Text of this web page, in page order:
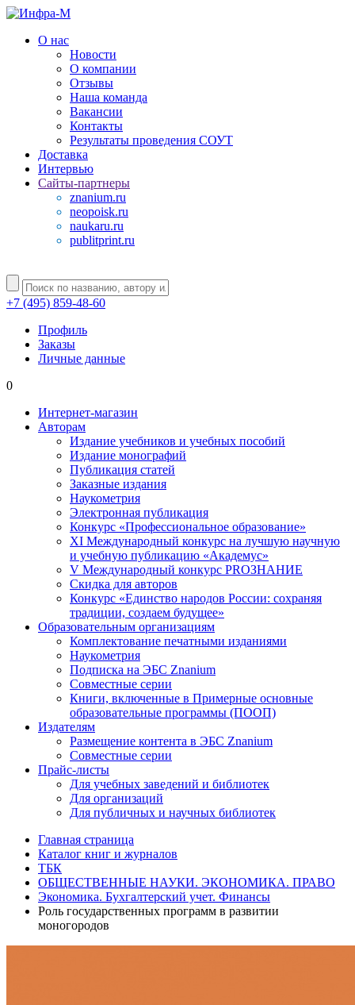
О нас
Новости
О компании
Отзывы
Наша команда
Вакансии
Контакты
Результаты проведения СОУТ
Доставка
Интервью
Сайты-партнеры
znanium.ru
neopoisk.ru
naukaru.ru
publitprint.ru
+7 (495) 859-48-60
Профиль
Заказы
Личные данные
0
Интернет-магазин
Авторам
Издание учебников и учебных пособий
Издание монографий
Публикация статей
Заказные издания
Наукометрия
Электронная публикация
Конкурс «Профессиональное образование»
XI Международный конкурс на лучшую научную
и учебную публикацию «Академус»
V Международный конкурс PROЗНАНИЕ
Скидка для авторов
Конкурс «Единство народов России: сохраняя
традиции, создаем будущее»
Образовательным организациям
Комплектование печатными изданиями
Наукометрия
Подписка на ЭБС Znanium
Совместные серии
Книги, включенные в Примерные основные
образовательные программы (ПООП)
Издателям
Размещение контента в ЭБС Znanium
Совместные серии
Прайс-листы
Для учебных заведений и библиотек
Для организаций
Для публичных и научных библиотек
Главная страница
Каталог книг и журналов
ТБК
ОБЩЕСТВЕННЫЕ НАУКИ. ЭКОНОМИКА. ПРАВО
Экономика. Бухгалтерский учет. Финансы
Роль государственных программ в развитии
моногородов